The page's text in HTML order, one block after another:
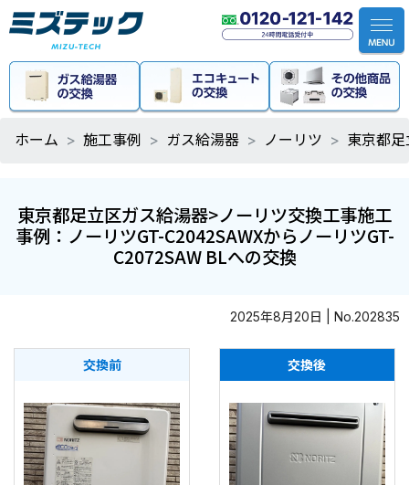
ホーム 施工事例 ガス給湯器 ノーリツ 東京都
東京都足立区ガス給湯器>ノーリツ交換工事施工
事例：ノーリツGT-C2042SAWXからノーリツGT-
C2072SAW BLへの交換
2025年8月20日 | No.202835
交換前 交換後